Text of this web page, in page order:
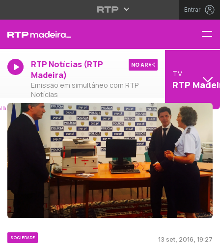
Entrar
RTP Notícias (RTP
Madeira)
Emissão em simultâneo com RTP
Notícias
NO AR
TV
RTP
SOCIEDADE 13 set, 2016, 19:27